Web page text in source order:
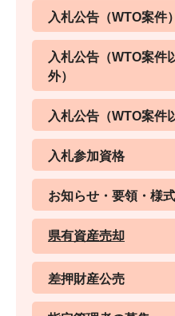
入札公告（WTO案件）
入札公告（WTO案件
外）
入札公告（WTO案件
入札参加資格
お知らせ・要領・様式
県有資産売却
差押財産公売